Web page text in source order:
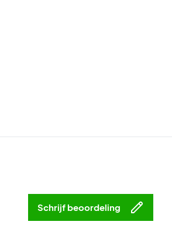
Schrijf beoordeling